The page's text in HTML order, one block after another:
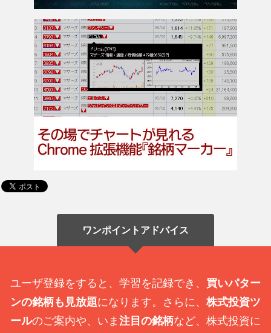
ワンポイントアドバイス
ユーザ登録をすると、学習を記録でき、 買いパター
ンの銘柄も見放題になります。さらに、 株式投資ツ
ールのご案内や、いま 注目の銘柄など、株式投資に